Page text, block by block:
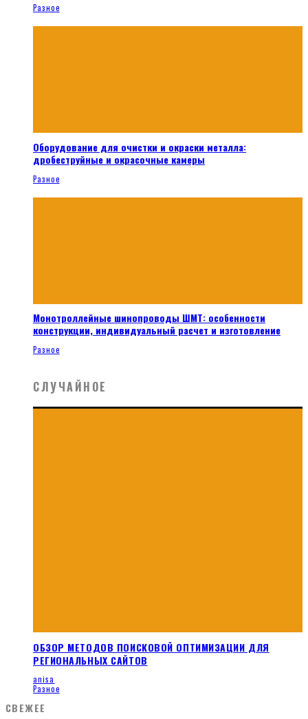
Разное
Оборудование для очистки и окраски металла:
дробеструйные и окрасочные камеры
Разное
Монотроллейные шинопроводы ШМТ: особенности
конструкции, индивидуальный расчет и изготовление
Разное
СЛУЧАЙНОЕ
ОБЗОР МЕТОДОВ ПОИСКОВОЙ ОПТИМИЗАЦИИ ДЛЯ
РЕГИОНАЛЬНЫХ САЙТОВ
anisa
Разное
СВЕЖЕЕ